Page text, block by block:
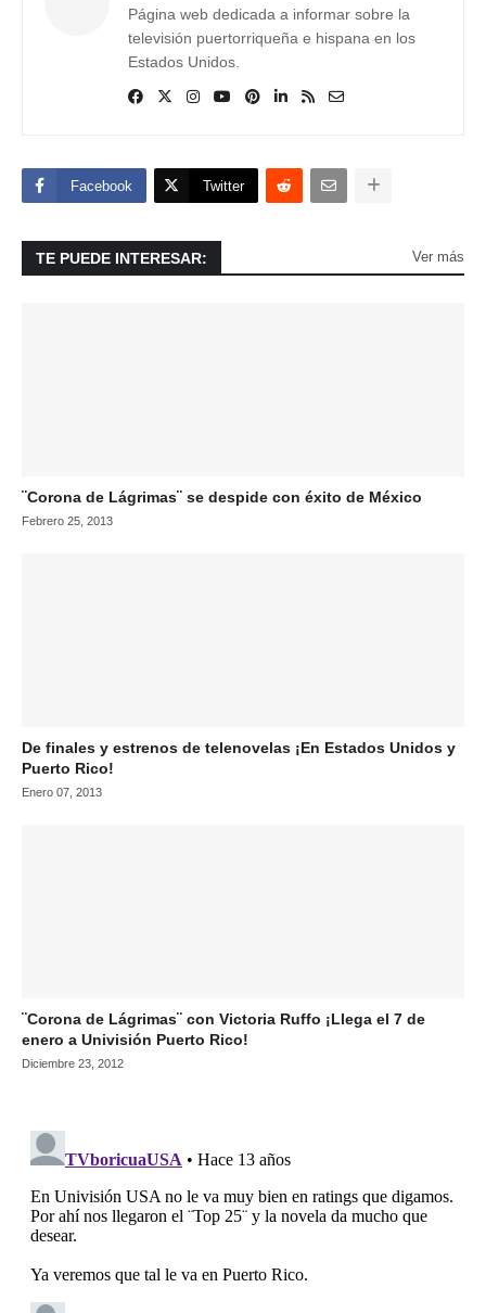
Página web dedicada a informar sobre la
televisión puertorriqueña e hispana en los
Estados Unidos.
Facebook Twitter
TE PUEDE INTERESAR: Ver más
¨Corona de Lágrimas¨ se despide con éxito de México
Febrero 25, 2013
De finales y estrenos de telenovelas ¡En Estados Unidos y
Puerto Rico!
Enero 07, 2013
¨Corona de Lágrimas¨ con Victoria Ruffo ¡Llega el 7 de
enero a Univisión Puerto Rico!
Diciembre 23, 2012